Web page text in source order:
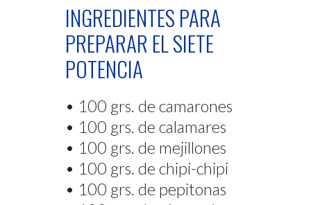
INGREDIENTES PARA
PREPARAR EL SIETE
POTENCIA
• 100 grs. de camarones
• 100 grs. de calamares
• 100 grs. de mejillones
• 100 grs. de chipi-chipi
• 100 grs. de pepitonas